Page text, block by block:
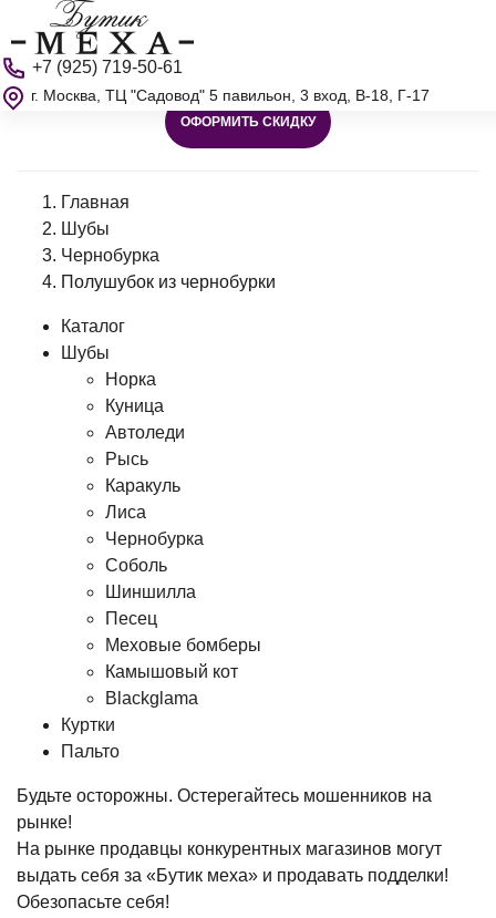
+7 (925) 719-50-61
г. Москва, ТЦ "Садовод" 5 павильон, 3 вход, В-18, Г-17
ОФОРМИТЬ СКИДКУ
Главная
Шубы
Чернобурка
Полушубок из чернобурки
Каталог
Шубы
Норка
Куница
Автоледи
Рысь
Каракуль
Лиса
Чернобурка
Соболь
Шиншилла
Песец
Меховые бомберы
Камышовый кот
Blackglama
Куртки
Пальто
Будьте осторожны. Остерегайтесь мошенников на
рынке!
На рынке продавцы конкурентных магазинов могут
выдать себя за «Бутик меха» и продавать подделки!
Обезопасьте себя!